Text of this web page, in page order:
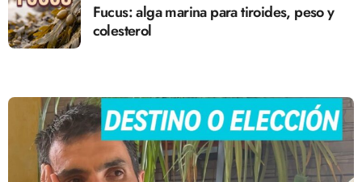
Fucus: alga marina para tiroides, peso y
colesterol